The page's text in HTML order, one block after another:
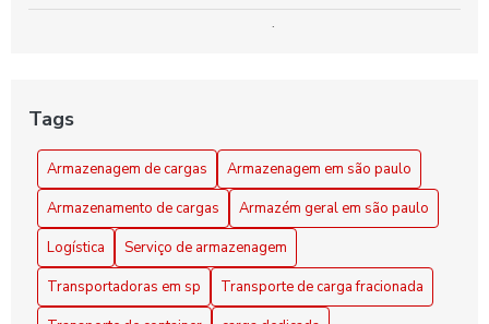
Armazenagem de cargas: estratégias eficientes para
Centro Logístico Eficiente
Armazenagem em São Paulo como Solução Prática para
seu Negócio
Armazenamento de Cargas Eficiente: Dicas para Maximizar
Espaço e Segurança
Armazenamento de Cargas: Estratégias Eficientes para
Tags
Armazenagem de cargas
Armazenagem em são paulo
Armazenamento de cargas
Armazém geral em são paulo
Logística
Serviço de armazenagem
Transportadoras em sp
Transporte de carga fracionada